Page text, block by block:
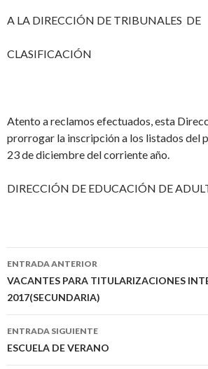
A LA DIRECCIÓN DE TRIBUNALES DE
CLASIFICACIÓN
Atento a reclamos efectuados, esta
prorrogar la inscripción a los listados del
23 de diciembre del corriente año.
DIRECCIÓN DE EDUCACIÓN DE
Navegación
de
entradas
ENTRADA ANTERIOR
VACANTES PARA TITULARIZACIONES
2017(SECUNDARIA)
ENTRADA SIGUIENTE
ESCUELA DE VERANO